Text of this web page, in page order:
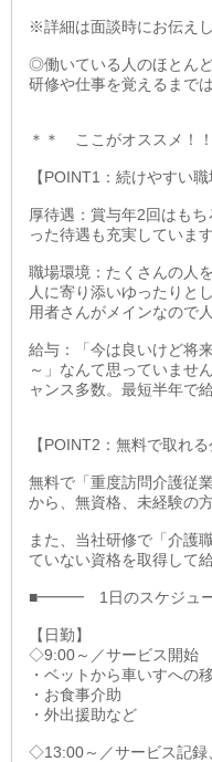
※詳細は面談時にお伝え
◎働いている人のほとん
研修や仕事を覚えるまで
＊＊ ここがオススメ！
【POINT1：続けやすい職
厚待遇：賞与年2回はも
った待遇も充実しています
職場環境：たくさんの人
人に寄り添いゆったりと
用者さんがメインなので
給与：「今は良いけど将
～」なんて思っていませ
ャンス多数。最短半年で
【POINT2：無料で取れる
無料で「重度訪問介護従
から、無資格、未経験の
また、当社研修で「介護
ていない資格を取得して給
■━━━ 1日のスケジ
【日勤】
◇9:00～／サービス開始
・ベットから車いすへの
・お食事介助
・外出援助など
◇13:00～／サービス記録